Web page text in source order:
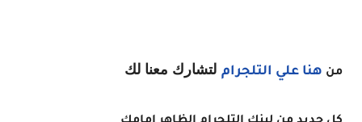
من هنا علي التلجرام لتشارك معنا لك